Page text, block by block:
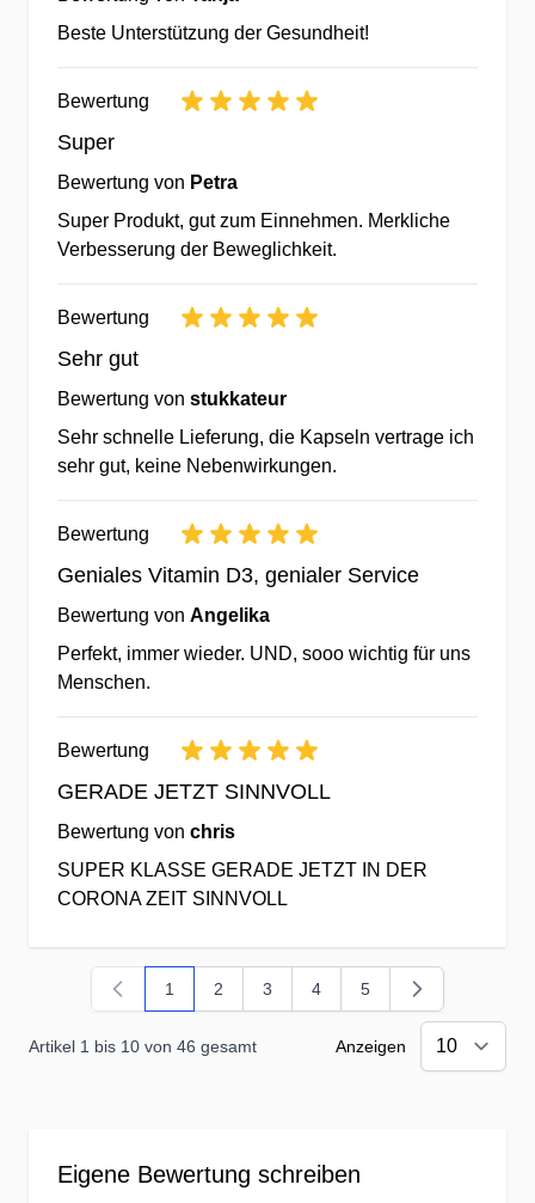
Ernährungsnutzens
✔optimale Bioverfügbarkeit der
Ausgangsstoffe zur Erreichung
bester Versorgung
durch Lebensmittelgutachter für den
bestmöglichen Ernährungsnutzen
zertifizierten Lebensmittelbetrieben
renommierter Produzenten mit
hoher Bioverfügbarkeit
✔unter Beachtung höchster
IFS)
✔hygienisch produziert auf
modernsten Produktionsanlagen in
DE, NL, UK, US.
& Hilfsstoffe ohne
✔Verzicht auf verdächtige Farb-,
Hilfs- & Füllstoffe
✔konsequenter Verzicht auf Zucker
& Fructose in allen Produkten
zugunsten von antkariogenem
Birkenzucker Xylit
✔ausschliessliche Verwendung
ernährte & zufriedene Kunde!
Beste Unterstützung der Gesundheit!
Bewertung
Super
Bewertung von Petra
Super Produkt, gut zum Einnehmen. Merkliche
Verbesserung der Beweglichkeit.
Bewertung
Sehr gut
Bewertung von stukkateur
Sehr schnelle Lieferung, die Kapseln vertrage ich
sehr gut, keine Nebenwirkungen.
Bewertung
Geniales Vitamin D3, genialer Service
Bewertung von Angelika
Perfekt, immer wieder. UND, sooo wichtig für uns
Menschen.
Bewertung
GERADE JETZT SINNVOLL
Bewertung von chris
SUPER KLASSE GERADE JETZT IN DER
CORONA ZEIT SINNVOLL
Artikel 1 bis 10 von 46 gesamt
Sie lesen gerade Seite
1
Seite
2
Seite
3
Seite
4
Seite
5
Anzeigen
Eigene Bewertung schreiben